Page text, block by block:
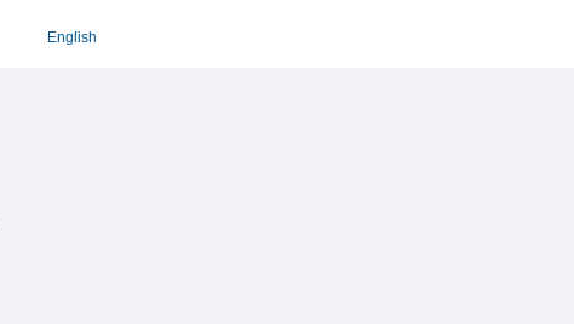
English